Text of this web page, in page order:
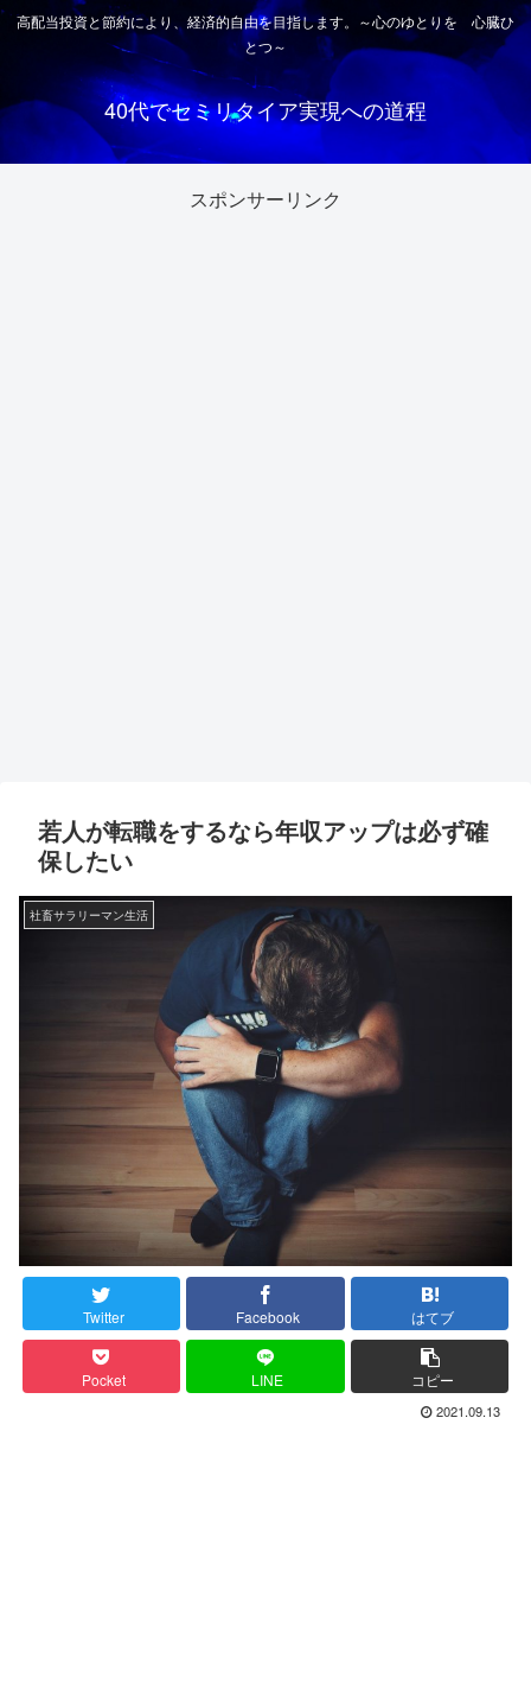
高配当投資と節約により、経済的自由を目指します。～心のゆとりを 心臓ひ
とつ～
40代でセミリタイア実現への道程
スポンサーリンク
若人が転職をするなら年収アップは必ず確
保したい
社畜サラリーマン生活
Twitter Facebook はてブ
Pocket LINE コピー
2021.09.13